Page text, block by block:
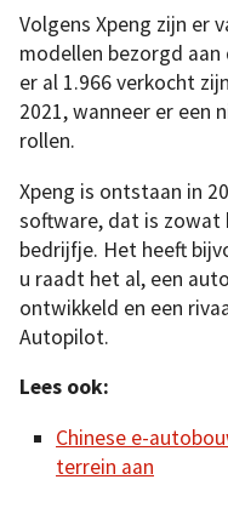
Volgens Xpeng zijn er
modellen bezorgd aan
er al 1.966 verkocht
2021, wanneer er een
rollen.
Xpeng is ontstaan in
software, dat is zowat
bedrijfje. Het heeft
u raadt het al, een
ontwikkeld en een
Autopilot.
Lees ook:
Chinese e-
terrein aan